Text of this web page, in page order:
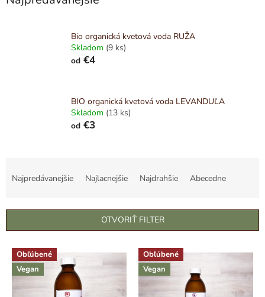
Bio organická kvetová voda RUŽA
Skladom (9 ks)
od €4
BIO organická kvetová voda LEVANDUĽA
Skladom (13 ks)
od €3
n
i
Najpredávanejšie Najlacnejšie Najdrahšie Abecedne
OTVORIŤ FILTER
V
p
Obľúbené
Vegan
Obľúbené
Vegan